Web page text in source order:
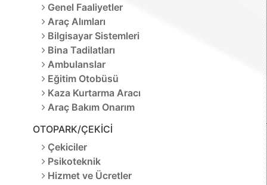
Genel Faaliyetler
Araç Alımları
Bilgisayar Sistemleri
Bina Tadilatları
Ambulanslar
Eğitim Otobüsü
Kaza Kurtarma Aracı
Araç Bakım Onarım
OTOPARK/ÇEKİCİ
Çekiciler
Psikoteknik
Hizmet ve Ücretler